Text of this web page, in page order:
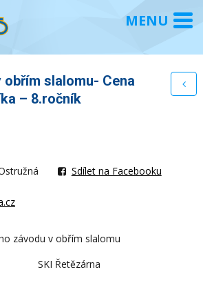
slalomu- Cena
– 8.ročník
Sdílet na Facebooku
závodu v obřím slalomu
Řetězárna